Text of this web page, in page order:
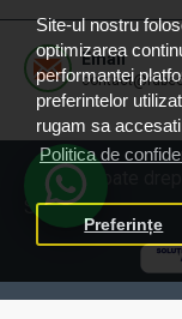
Site-ul nostru
optimizarea
performantei
preferintelor
rugam sa
Politica de
Preferințe
Email
© 2025 Toate
SRL